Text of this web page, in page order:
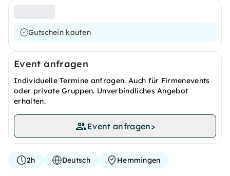
Gutschein kaufen
Event anfragen
Individuelle Termine anfragen. Auch für Firmenevents
oder private Gruppen. Unverbindliches Angebot
erhalten.
Event anfragen>
2h Deutsch Hemmingen